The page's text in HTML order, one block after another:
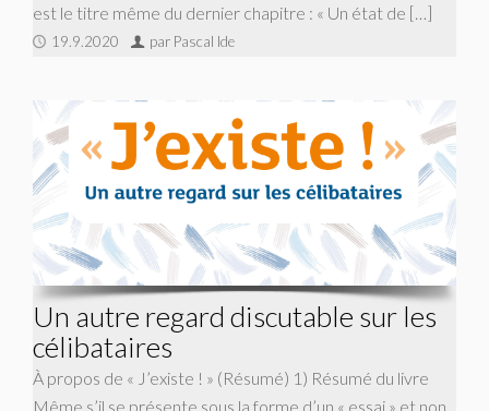
est le titre même du dernier chapitre : « Un état de […]
19.9.2020 par Pascal Ide
Un autre regard discutable sur les
célibataires
À propos de « J’existe ! » (Résumé) 1) Résumé du livre
Même s’il se présente sous la forme d’un « essai » et non